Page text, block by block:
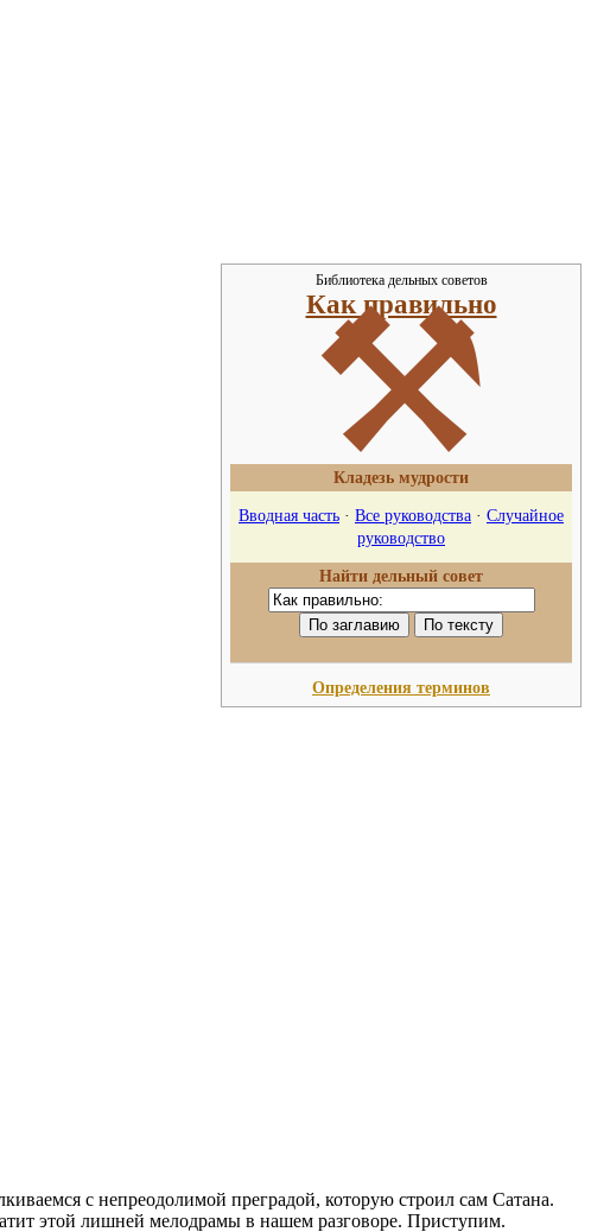
Библиотека дельных советов
Как правильно
⚒
Кладезь мудрости
Вводная часть · Все руководства · Случайное
руководство
Найти дельный совет
Определения терминов
с непреодолимой преградой, которую строил сам Сатана.
этой лишней мелодрамы в нашем разговоре. Приступим.